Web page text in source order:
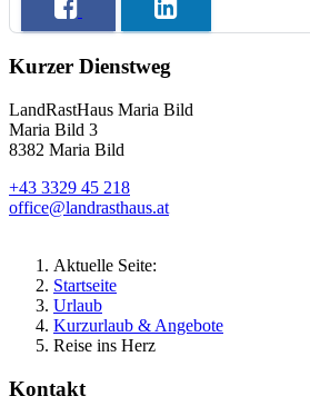
Kurzer Dienstweg
LandRastHaus Maria Bild
Maria Bild 3
8382 Maria Bild
+43 3329 45 218
office@landrasthaus.at
Aktuelle Seite:
Startseite
Urlaub
Kurzurlaub & Angebote
Reise ins Herz
Kontakt